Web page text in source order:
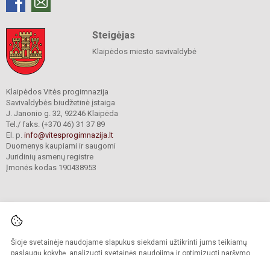
Šioje svetainėje naudojame slapukus siekdami užtikrinti jums teikiamų
paslaugų kokybę, analizuoti svetainės naudojimą ir optimizuoti naršymo
Steigėjas
Klaipėdos miesto savivaldybė
Klaipėdos Vitės progimnazija
Savivaldybės biudžetinė įstaiga
J. Janonio g. 32, 92246 Klaipėda
Tel./ faks. (+370 46) 31 37 89
El. p. info@vitesprogimnazija.lt
Duomenys kaupiami ir saugomi
Juridinių asmenų registre
Įmonės kodas 190438953
© 2024. Klaipėdos Vitės progimnazija. Visos teisės saugomos.
Kopijuoti turinį be raštiško progimnazijos sutikimo griežtai draudžiama.